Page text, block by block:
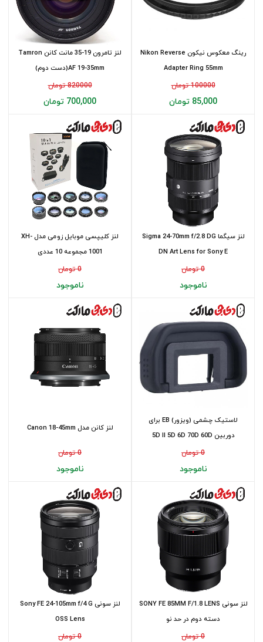
لنز تامرون 19-35 مانت کانن Tamron
AF 19-35mm(دست دوم)
820000 تومان
700,000 تومان
رینگ معکوس نیکون Nikon Reverse
Adapter Ring 55mm
100000 تومان
85,000 تومان
لنز کلیپسی موبایل زومی مدل XH-
1001 مجموعه 10 عددی
0 تومان
ناموجود
لنز سیگما Sigma 24-70mm f/2.8 DG
DN Art Lens for Sony E
0 تومان
ناموجود
لنز کانن مدل Canon 18-45mm
0 تومان
ناموجود
لاستیک چشمی (ویزور) EB برای
دوربین 5D II 5D 6D 70D 60D
0 تومان
ناموجود
لنز سونی Sony FE 24-105mm f/4 G
OSS Lens
0 تومان
لنز سونی SONY FE 85MM F/1.8 LENS
دسته دوم در حد نو
0 تومان